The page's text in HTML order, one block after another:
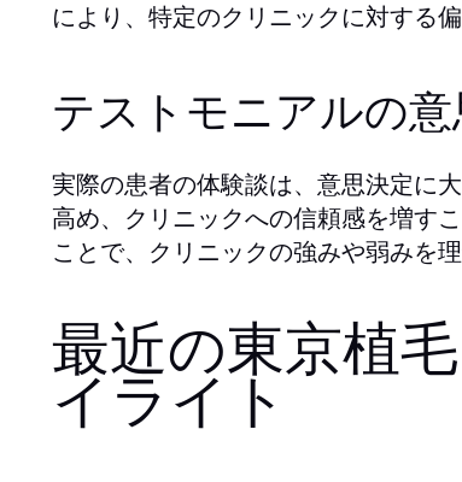
により、特定のクリニックに対する
テストモニアルの
実際の患者の体験談は、意思決定に
高め、クリニックへの信頼感を増す
ことで、クリニックの強みや弱みを
最近の東京植
イライト